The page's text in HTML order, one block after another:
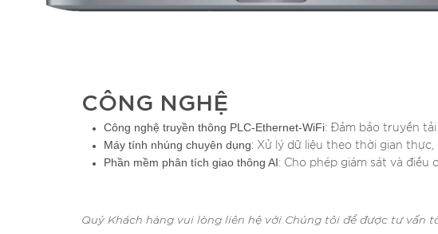
CÔNG NGHỆ
Công nghệ truyền thông PLC-Ethernet-WiFi: Đảm bảo truyền
Máy tính nhúng chuyên dụng: Xử lý dữ liệu theo thời gian
Phần mềm phân tích giao thông AI: Cho phép giám sát và
Quý Khách hàng vui lòng liên hệ với Chúng tôi để được tư vấn